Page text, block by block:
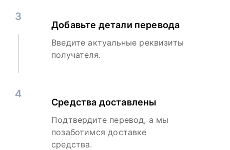
3
Добавьте детали перевода
Введите актуальные реквизиты
получателя.
4
Средства доставлены
Подтвердите перевод, а мы
позаботимся доставке
средства.